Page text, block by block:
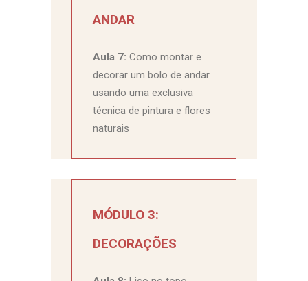
ANDAR
Aula 7: Como montar e
decorar um bolo de andar
usando uma exclusiva
técnica de pintura e flores
naturais
MÓDULO 3:
DECORAÇÕES